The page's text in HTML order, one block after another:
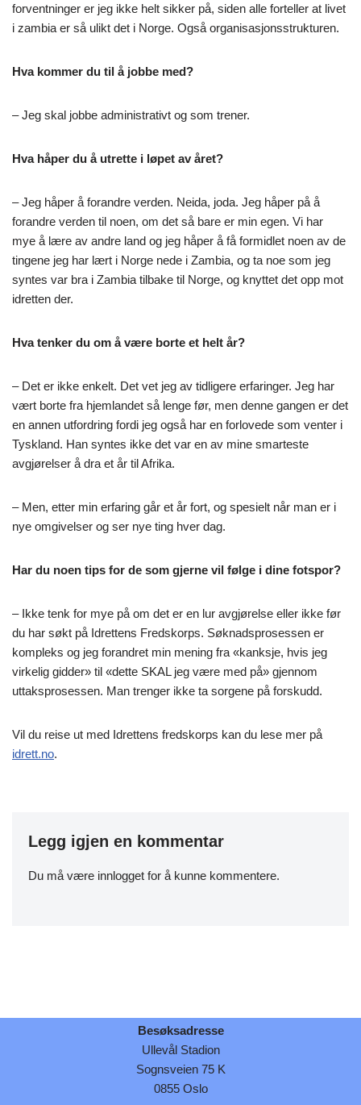
forventninger er jeg ikke helt sikker på, siden alle forteller at livet
i zambia er så ulikt det i Norge. Også organisasjonsstrukturen.
Hva kommer du til å jobbe med?
– Jeg skal jobbe administrativt og som trener.
Hva håper du å utrette i løpet av året?
– Jeg håper å forandre verden. Neida, joda. Jeg håper på å
forandre verden til noen, om det så bare er min egen. Vi har
mye å lære av andre land og jeg håper å få formidlet noen av de
tingene jeg har lært i Norge nede i Zambia, og ta noe som jeg
syntes var bra i Zambia tilbake til Norge, og knyttet det opp mot
idretten der.
Hva tenker du om å være borte et helt år?
– Det er ikke enkelt. Det vet jeg av tidligere erfaringer. Jeg har
vært borte fra hjemlandet så lenge før, men denne gangen er det
en annen utfordring fordi jeg også har en forlovede som venter i
Tyskland. Han syntes ikke det var en av mine smarteste
avgjørelser å dra et år til Afrika.
– Men, etter min erfaring går et år fort, og spesielt når man er i
nye omgivelser og ser nye ting hver dag.
Har du noen tips for de som gjerne vil følge i dine fotspor?
– Ikke tenk for mye på om det er en lur avgjørelse eller ikke før
du har søkt på Idrettens Fredskorps. Søknadsprosessen er
kompleks og jeg forandret min mening fra «kanksje, hvis jeg
virkelig gidder» til «dette SKAL jeg være med på» gjennom
uttaksprosessen. Man trenger ikke ta sorgene på forskudd.
Vil du reise ut med Idrettens fredskorps kan du lese mer på
idrett.no.
Legg igjen en kommentar
Du må være innlogget for å kunne kommentere.
Besøksadresse
Ullevål Stadion
Sognsveien 75 K
0855 Oslo